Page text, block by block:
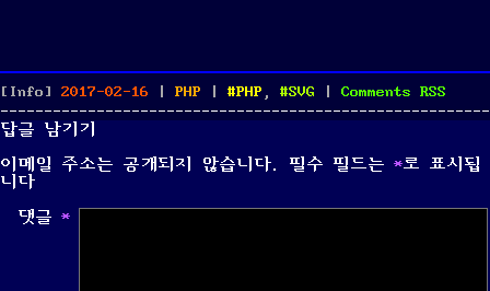
[Info] Posted
on
2017-02-16 Categories
PHP Tags
PHP , SVG Comments RSS
답글 남기기
이메일 주소는 공개되지 않습니다.
필수 필드는 *로 표시됩
니다
댓글 *